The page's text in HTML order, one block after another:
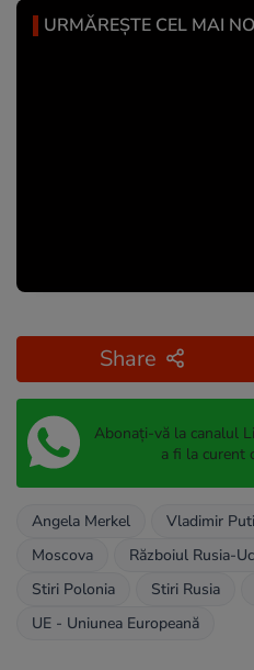
URMĂREȘTE CEL MAI
Share
Abonați-vă la canalul
a fi la curent
Angela Merkel Vladimir
Moscova
Războiul Rusia-
Stiri Polonia
Stiri Rusia
UE - Uniunea Europeană